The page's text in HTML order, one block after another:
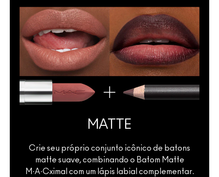
MATTE
Crie seu próprio conjunto icônico de batons
matte suave, combinando o Batom Matte
M·A·Cximal com um lápis labial complementar.